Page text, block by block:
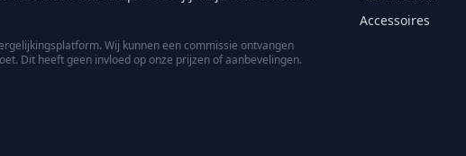
Wij kunnen een commissie ontvangen
Dit heeft geen invloed op onze prijzen of aanbevelingen.
Accessoires